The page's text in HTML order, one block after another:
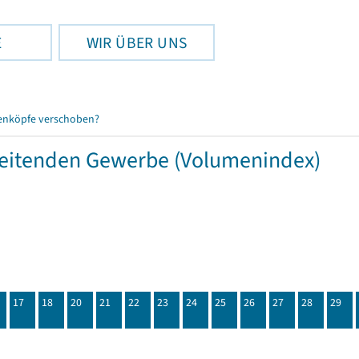
WIR ÜBER UNS
verschoben?
Gewerbe (Volumenindex)
17 18 20 21 22 23 24 25 26 27 28 29